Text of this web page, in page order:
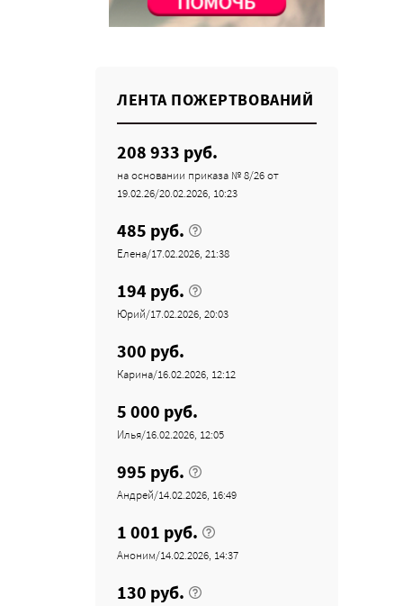
ЛЕНТА ПОЖЕРТВОВАНИЙ
208 933 руб.
на основании приказа № 8/26 от
19.02.26/20.02.2026, 10:23
485 руб.
Елена/17.02.2026, 21:38
194 руб.
Юрий/17.02.2026, 20:03
300 руб.
Карина/16.02.2026, 12:12
5 000 руб.
Илья/16.02.2026, 12:05
995 руб.
Андрей/14.02.2026, 16:49
1 001 руб.
Аноним/14.02.2026, 14:37
130 руб.